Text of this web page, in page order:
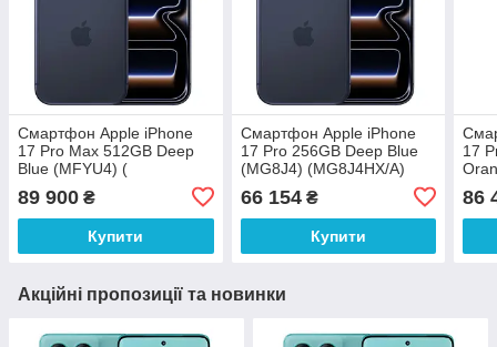
Смартфон Apple iPhone
17 Pro Max 512GB Deep
Blue (MFYU4) (
89 900 ₴
Купити
Смартфон Apple iPhone
17 Pro 256GB Deep Blue
(MG8J4) (MG8J4HX/A)
66 154₴
Купити
17
86
Акційні пропозиції та новинки